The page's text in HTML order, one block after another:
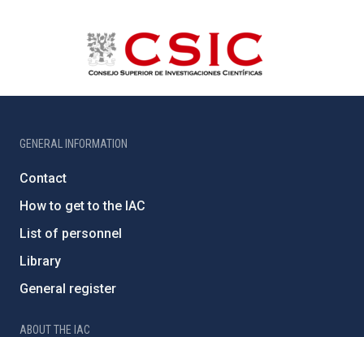
GENERAL INFORMATION
Contact
How to get to the IAC
List of personnel
Library
General register
ABOUT THE IAC